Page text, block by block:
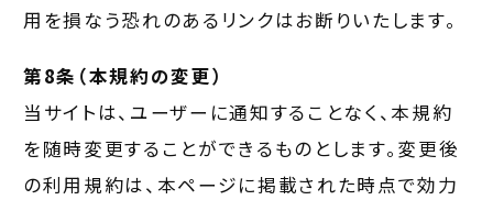
用を損なう恐れのあるリンクはお断りいたします。
第8条（本規約の変更）
当サイトは、ユーザーに通知することなく、本規約
を随時変更することができるものとします。変更後
の利用規約は、本ページに掲載された時点で効力